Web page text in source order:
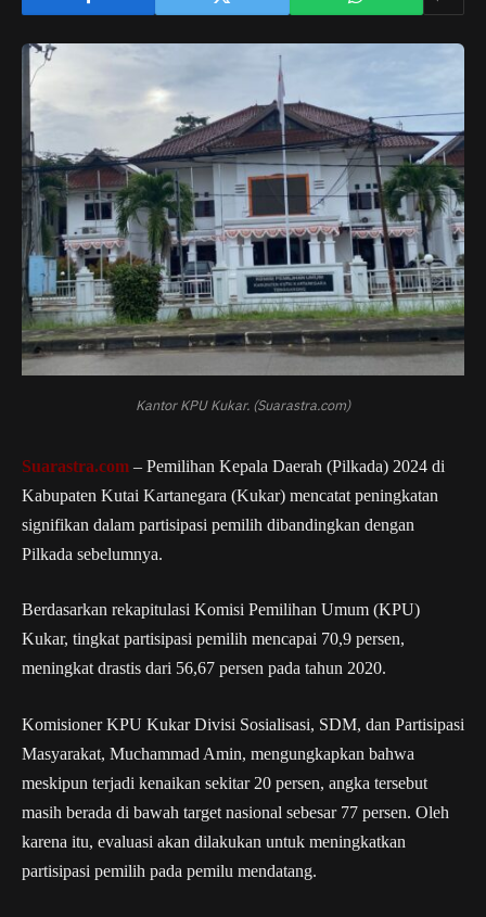
Kantor KPU Kukar. (Suarastra.com)
Suarastra.com – Pemilihan Kepala Daerah (Pilkada) 2024 di
Kabupaten Kutai Kartanegara (Kukar) mencatat peningkatan
signifikan dalam partisipasi pemilih dibandingkan dengan
Pilkada sebelumnya.
Berdasarkan rekapitulasi Komisi Pemilihan Umum (KPU)
Kukar, tingkat partisipasi pemilih mencapai 70,9 persen,
meningkat drastis dari 56,67 persen pada tahun 2020.
Komisioner KPU Kukar Divisi Sosialisasi, SDM, dan Partisipasi
Masyarakat, Muchammad Amin, mengungkapkan bahwa
meskipun terjadi kenaikan sekitar 20 persen, angka tersebut
masih berada di bawah target nasional sebesar 77 persen. Oleh
karena itu, evaluasi akan dilakukan untuk meningkatkan
partisipasi pemilih pada pemilu mendatang.